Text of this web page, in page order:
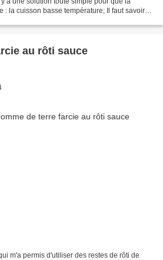
: la cuisson basse température; Il faut savoir
au rôti sauce
m'a permis d'utiliser des restes de rôti de